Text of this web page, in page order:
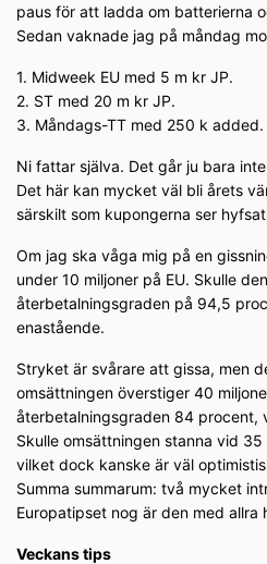
paus för att ladda om batterierna
Sedan vaknade jag på måndag
1. Midweek EU med 5 m kr JP.
2. ST med 20 m kr JP.
3. Måndags-TT med 250 k added.
Ni fattar själva. Det går ju bara
Det här kan mycket väl bli årets
särskilt som kupongerna ser
Om jag ska våga mig på en
under 10 miljoner på EU. Skulle
återbetalningsgraden på 94,5
enastående.
Stryket är svårare att gissa, men
omsättningen överstiger 40
återbetalningsgraden 84 procent,
Skulle omsättningen stanna vid
vilket dock kanske är väl
Summa summarum: två mycket
Europatipset nog är den med allra
Veckans tips